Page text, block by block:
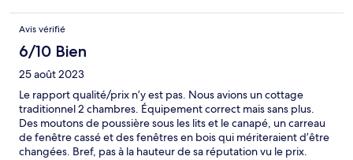
Avis vérifié
6/10 Bien
25 août 2023
Le rapport qualité/prix n’y est pas. Nous avions un cottage
traditionnel 2 chambres. Équipement correct mais sans plus.
Des moutons de poussière sous les lits et le canapé, un carreau
de fenêtre cassé et des fenêtres en bois qui mériteraient d’être
changées. Bref, pas à la hauteur de sa réputation vu le prix.